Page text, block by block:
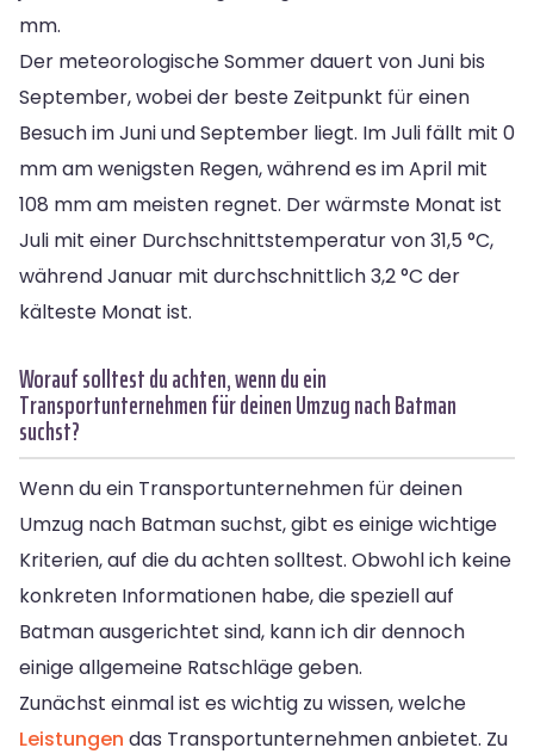
mm.
Der meteorologische Sommer dauert von Juni bis
September, wobei der beste Zeitpunkt für einen
Besuch im Juni und September liegt. Im Juli fällt mit 0
mm am wenigsten Regen, während es im April mit
108 mm am meisten regnet. Der wärmste Monat ist
Juli mit einer Durchschnittstemperatur von 31,5 °C,
während Januar mit durchschnittlich 3,2 °C der
kälteste Monat ist.
Worauf solltest du achten, wenn du ein
Transportunternehmen für deinen Umzug nach Batman
suchst?
Wenn du ein Transportunternehmen für deinen
Umzug nach Batman suchst, gibt es einige wichtige
Kriterien, auf die du achten solltest. Obwohl ich keine
konkreten Informationen habe, die speziell auf
Batman ausgerichtet sind, kann ich dir dennoch
einige allgemeine Ratschläge geben.
Zunächst einmal ist es wichtig zu wissen, welche
Leistungen das Transportunternehmen anbietet. Zu